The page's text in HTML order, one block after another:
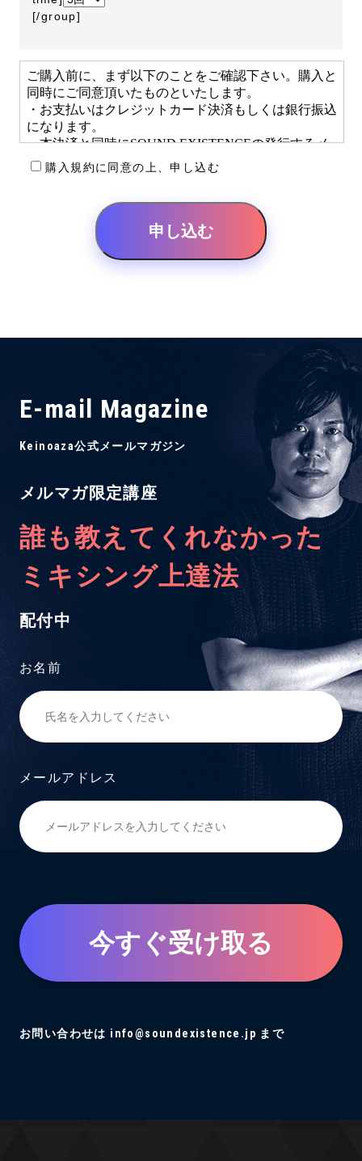
[/group]
購入規約に同意の上、申し込む
E-mail Magazine
Keinoaza公式メールマガジン
メルマガ限定講座
誰も教えてくれなかった
ミキシング上達法
配付中
お名前
メールアドレス
今すぐ受け取る
お問い合わせは info@soundexistence.jp まで